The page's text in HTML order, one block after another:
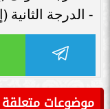
- الدرجة الثانية
موضوعات متعلقة